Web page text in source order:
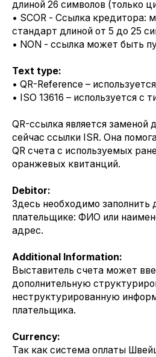
длиной 26 символов (только
• SCOR - Ссылка кредитора:
стандарт длиной от 5 до 25
• NON - ссылка может быть
Text type:
• QR-Reference –
• ISO 13616 – используется с
QR-ссылка является заменой
сейчас ссылки ISR. Она
QR счета с используемых
оранжевых квитанций.
Debitor:
Здесь необходимо заполнить
плательщике: ФИО или
адрес.
Additional Information:
Выставитель счета может
дополнительную
неструктурированную
плательщика.
Currency:
Так как система оплаты